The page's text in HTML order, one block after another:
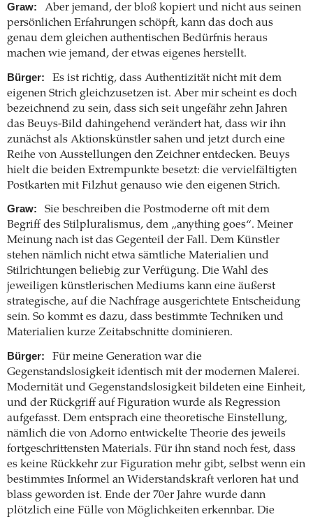
Graw:
Aber jemand, der bloß kopiert und nicht aus seinen
persönlichen Erfahrungen schöpft, kann das doch aus
genau dem gleichen authentischen Bedürfnis heraus
machen wie jemand, der etwas eigenes herstellt.
Bürger:
Es ist richtig, dass Authentizität nicht mit dem
eigenen Strich gleichzusetzen ist. Aber mir scheint es doch
bezeichnend zu sein, dass sich seit ungefähr zehn Jahren
das Beuys-Bild dahingehend verändert hat, dass wir ihn
zunächst als Aktionskünstler sahen und jetzt durch eine
Reihe von Ausstellungen den Zeichner entdecken. Beuys
hielt die beiden Extrempunkte besetzt: die vervielfältigten
Postkarten mit Filzhut genauso wie den eigenen Strich.
Graw:
Sie beschreiben die Postmoderne oft mit dem
Begriff des Stilpluralismus, dem „anything goes“. Meiner
Meinung nach ist das Gegenteil der Fall. Dem Künstler
stehen nämlich nicht etwa sämtliche Materialien und
Stilrichtungen beliebig zur Verfügung. Die Wahl des
jeweiligen künstlerischen Mediums kann eine äußerst
strategische, auf die Nachfrage ausgerichtete Entscheidung
sein. So kommt es dazu, dass bestimmte Techniken und
Materialien kurze Zeitabschnitte dominieren.
Bürger:
Für meine Generation war die
Gegenstandslosigkeit identisch mit der modernen Malerei.
Modernität und Gegenstandslosigkeit bildeten eine Einheit,
und der Rückgriff auf Figuration wurde als Regression
aufgefasst. Dem entsprach eine theoretische Einstellung,
nämlich die von Adorno entwickelte Theorie des jeweils
fortgeschrittensten Materials. Für ihn stand noch fest, dass
es keine Rückkehr zur Figuration mehr gibt, selbst wenn ein
bestimmtes Informel an Widerstandskraft verloren hat und
blass geworden ist. Ende der 70er Jahre wurde dann
plötzlich eine Fülle von Möglichkeiten erkennbar. Die